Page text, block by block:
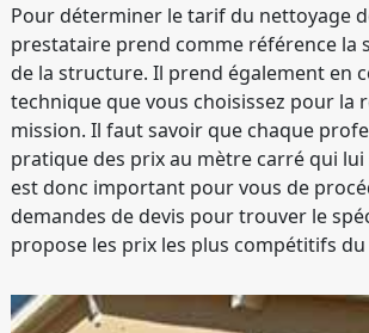
Pour déterminer le tarif du nettoyage
prestataire prend comme référence la
de la structure. Il prend également en
technique que vous choisissez pour la
mission. Il faut savoir que chaque
pratique des prix au mètre carré qui
est donc important pour vous de
demandes de devis pour trouver le
propose les prix les plus compétitifs